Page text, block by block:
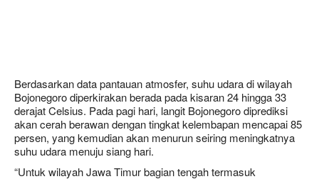
Berdasarkan data pantauan atmosfer, suhu udara di wilayah
Bojonegoro diperkirakan berada pada kisaran 24 hingga 33
derajat Celsius. Pada pagi hari, langit Bojonegoro diprediksi
akan cerah berawan dengan tingkat kelembapan mencapai 85
persen, yang kemudian akan menurun seiring meningkatnya
suhu udara menuju siang hari.
“Untuk wilayah Jawa Timur bagian tengah termasuk